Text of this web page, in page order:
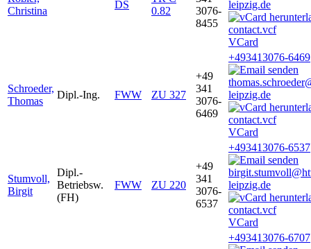
Christina
DS
0.82
3076-
8455
leipzig.de
VCard
Schroeder,
Thomas
Dipl.-Ing. FWW ZU 327
+49
341
3076-
6469
+493413076-6469
leipzig.de
VCard
Stumvoll,
Birgit
Dipl.-
Betriebsw.
(FH)
FWW ZU 220
+49
341
3076-
6537
+493413076-6537
leipzig.de
VCard
+493413076-6707